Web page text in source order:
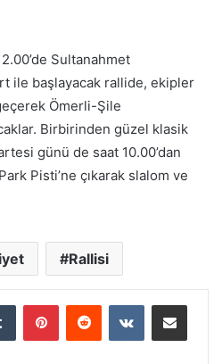
Sultanahmet
ile başlayacak rallide, ekipler
Ömerli-Şile
Birbirinden güzel klasik
günü de saat 10.00’dan
Pisti’ne çıkarak slalom ve
Rallisi
Tumblr PinterestReddit VKontakteE-Posta ile paylaş